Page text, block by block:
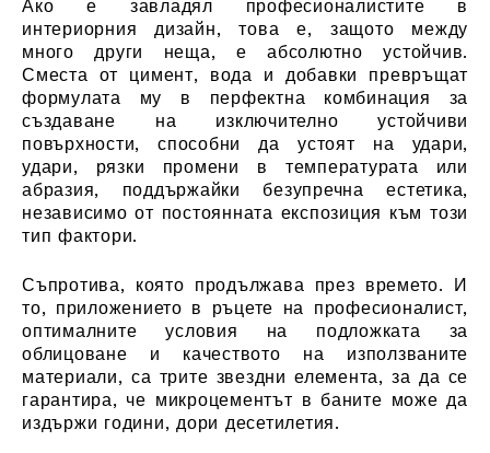
Ако е завладял професионалистите в
интериорния дизайн, това е, защото между
много други неща, е абсолютно устойчив.
Сместа от цимент, вода и добавки превръщат
формулата му в перфектна комбинация за
създаване на изключително устойчиви
повърхности, способни да устоят на удари,
удари, рязки промени в температурата или
абразия, поддържайки безупречна естетика,
независимо от постоянната експозиция към този
тип фактори.
Съпротива, която продължава през времето. И
то, приложението в ръцете на професионалист,
оптималните условия на подложката за
облицоване и качеството на използваните
материали, са трите звездни елемента, за да се
гарантира, че микроцементът в баните може да
издържи години, дори десетилетия.